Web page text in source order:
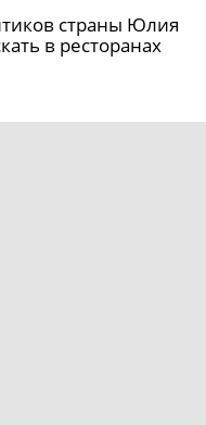
страны Юлия
в ресторанах